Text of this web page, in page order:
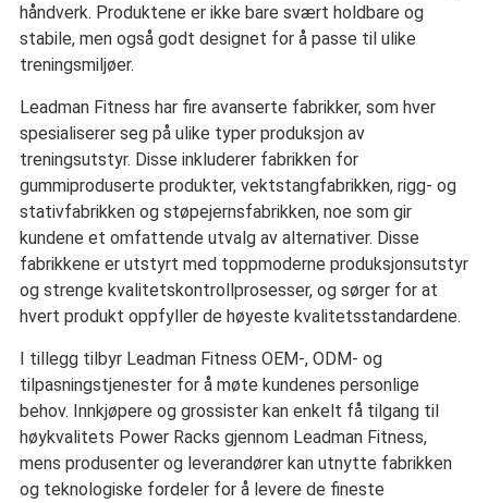
håndverk. Produktene er ikke bare svært holdbare og
stabile, men også godt designet for å passe til ulike
treningsmiljøer.
Leadman Fitness har fire avanserte fabrikker, som hver
spesialiserer seg på ulike typer produksjon av
treningsutstyr. Disse inkluderer fabrikken for
gummiproduserte produkter, vektstangfabrikken, rigg- og
stativfabrikken og støpejernsfabrikken, noe som gir
kundene et omfattende utvalg av alternativer. Disse
fabrikkene er utstyrt med toppmoderne produksjonsutstyr
og strenge kvalitetskontrollprosesser, og sørger for at
hvert produkt oppfyller de høyeste kvalitetsstandardene.
I tillegg tilbyr Leadman Fitness OEM-, ODM- og
tilpasningstjenester for å møte kundenes personlige
behov. Innkjøpere og grossister kan enkelt få tilgang til
høykvalitets Power Racks gjennom Leadman Fitness,
mens produsenter og leverandører kan utnytte fabrikken
og teknologiske fordeler for å levere de fineste